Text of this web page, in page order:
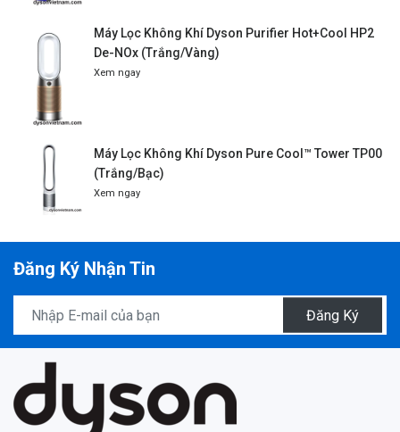
Máy Lọc Không Khí Dyson Purifier Hot+Cool HP2
De-NOx (Trắng/Vàng)
Xem ngay
Máy Lọc Không Khí Dyson Pure Cool™ Tower TP00
(Trắng/Bạc)
Xem ngay
Đăng Ký Nhận Tin
Đăng Ký